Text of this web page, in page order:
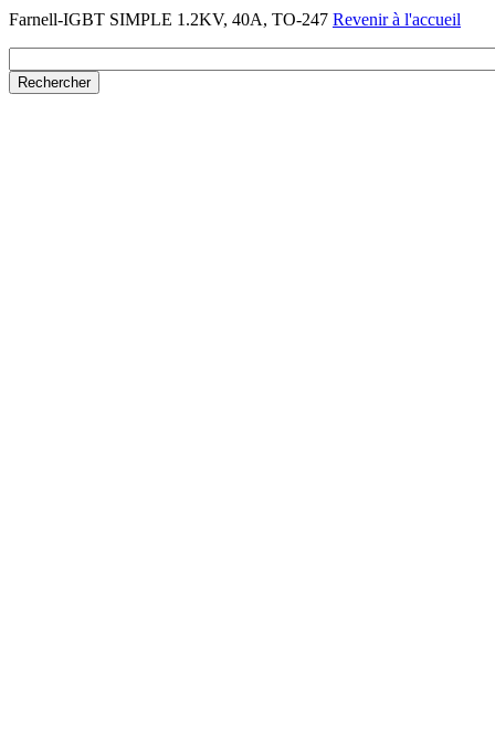
Farnell-IGBT SIMPLE 1.2KV, 40A, TO-247 Revenir à l'accueil